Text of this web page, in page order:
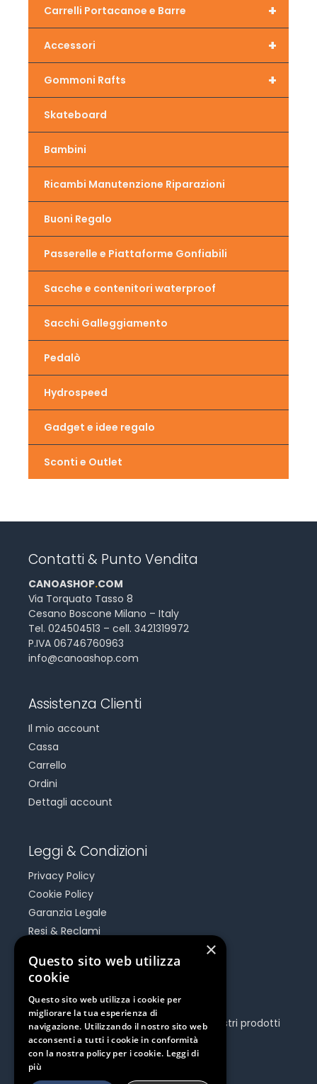
+
Carrelli Portacanoe e Barre
+
Accessori
+
Gommoni Rafts
Skateboard
Bambini
Ricambi Manutenzione Riparazioni
Buoni Regalo
Passerelle e Piattaforme Gonfiabili
Sacche e contenitori waterproof
Sacchi Galleggiamento
Pedalò
Hydrospeed
Gadget e idee regalo
Sconti e Outlet
Contatti & Punto Vendita
CANOASHOP.COM
Via Torquato Tasso 8
Cesano Boscone Milano – Italy
Tel. 024504513 – cell. 3421319972
P.IVA 06746760963
info@canoashop.com
Assistenza Clienti
Il mio account
Cassa
Carrello
Ordini
Dettagli account
Leggi & Condizioni
Privacy Policy
Cookie Policy
Garanzia Legale
Resi & Reclami
Be Social
Seguici e rimani aggiornato su tutti i nostri prodotti
e iniziative.
×
Questo sito web utilizza
cookie
Questo sito web utilizza i cookie per
migliorare la tua esperienza di
navigazione. Utilizzando il nostro sito web
acconsenti a tutti i cookie in conformità
con la nostra policy per i cookie. Leggi di
più